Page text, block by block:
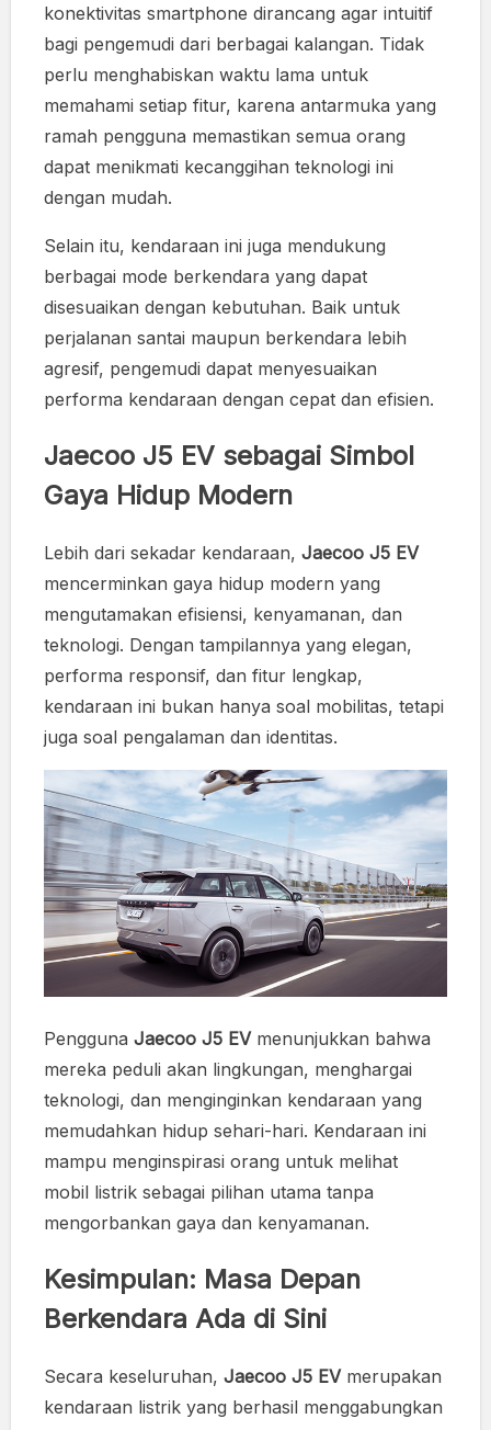
konektivitas smartphone dirancang agar intuitif
bagi pengemudi dari berbagai kalangan. Tidak
perlu menghabiskan waktu lama untuk
memahami setiap fitur, karena antarmuka yang
ramah pengguna memastikan semua orang
dapat menikmati kecanggihan teknologi ini
dengan mudah.
Selain itu, kendaraan ini juga mendukung
berbagai mode berkendara yang dapat
disesuaikan dengan kebutuhan. Baik untuk
perjalanan santai maupun berkendara lebih
agresif, pengemudi dapat menyesuaikan
performa kendaraan dengan cepat dan efisien.
Jaecoo J5 EV sebagai Simbol
Gaya Hidup Modern
Lebih dari sekadar kendaraan, Jaecoo J5 EV
mencerminkan gaya hidup modern yang
mengutamakan efisiensi, kenyamanan, dan
teknologi. Dengan tampilannya yang elegan,
performa responsif, dan fitur lengkap,
kendaraan ini bukan hanya soal mobilitas, tetapi
juga soal pengalaman dan identitas.
Pengguna Jaecoo J5 EVmenunjukkan bahwa
mereka peduli akan lingkungan, menghargai
teknologi, dan menginginkan kendaraan yang
memudahkan hidup sehari-hari. Kendaraan ini
mampu menginspirasi orang untuk melihat
mobil listrik sebagai pilihan utama tanpa
mengorbankan gaya dan kenyamanan.
Kesimpulan: Masa Depan
Berkendara Ada di Sini
Secara keseluruhan, Jaecoo J5 EVmerupakan
kendaraan listrik yang berhasil menggabungkan